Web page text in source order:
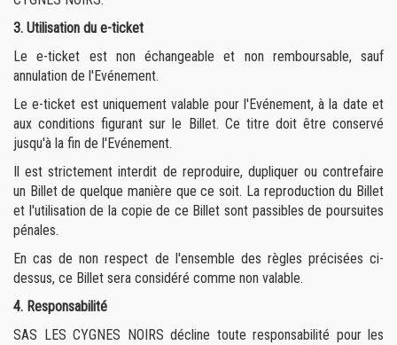
3. Utilisation du e-ticket
Le e-ticket est non échangeable et non remboursable, sauf
annulation de l'Evénement.
Le e-ticket est uniquement valable pour l'Evénement, à la date et
aux conditions figurant sur le Billet. Ce titre doit être conservé
jusqu'à la fin de l'Evénement.
Il est strictement interdit de reproduire, dupliquer ou contrefaire
un Billet de quelque manière que ce soit. La reproduction du Billet
et l'utilisation de la copie de ce Billet sont passibles de poursuites
pénales.
En cas de non respect de l'ensemble des règles précisées ci-
dessus, ce Billet sera considéré comme non valable.
4. Responsabilité
SAS LES CYGNES NOIRS décline toute responsabilité pour les